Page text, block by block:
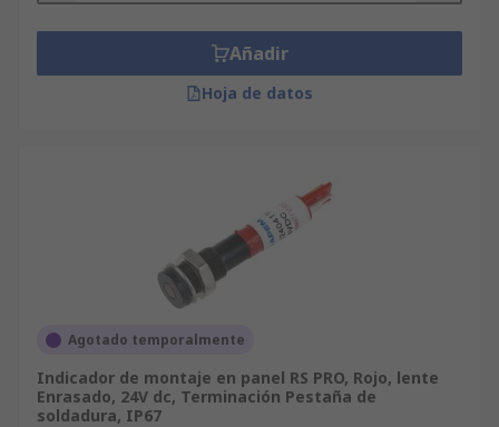
Añadir
Hoja de datos
Agotado temporalmente
Indicador de montaje en panel RS PRO, Rojo, lente
Enrasado, 24V dc, Terminación Pestaña de
soldadura, IP67